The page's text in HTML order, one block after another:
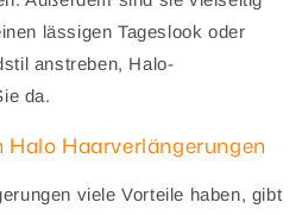
lässigen Tageslook oder
anstreben, Halo-
da.
Haarverlängerungen
viele Vorteile haben, gibt